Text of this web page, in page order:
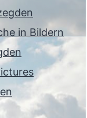
in Bildern